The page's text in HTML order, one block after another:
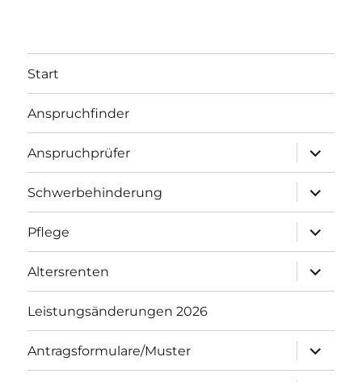
Start
Anspruchfinder
Anspruchprüfer
Untermenü
öffnen
Schwerbehinderung
Untermenü
öffnen
Pflege
Untermenü
öffnen
Altersrenten
Untermenü
öffnen
Leistungsänderungen 2026
Antragsformulare/Muster
Untermenü
öffnen